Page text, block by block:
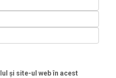
și site-ul web în acest